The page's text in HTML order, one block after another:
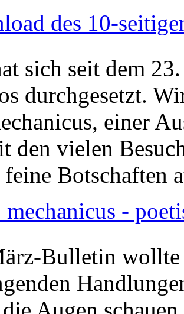
des 10-
sich seit dem
durchgesetzt.
einer
den vielen
Botschaften
-
Bulletin